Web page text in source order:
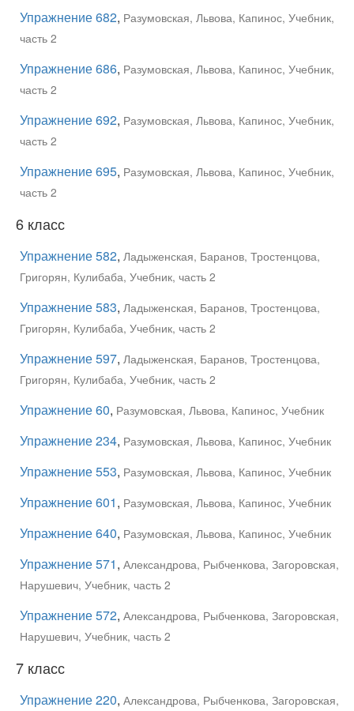
Упражнение 682, Разумовская, Львова, Капинос, Учебник,
часть 2
Упражнение 686, Разумовская, Львова, Капинос, Учебник,
часть 2
Упражнение 692, Разумовская, Львова, Капинос, Учебник,
часть 2
Упражнение 695, Разумовская, Львова, Капинос, Учебник,
часть 2
6 класс
Упражнение 582, Ладыженская, Баранов, Тростенцова,
Григорян, Кулибаба, Учебник, часть 2
Упражнение 583, Ладыженская, Баранов, Тростенцова,
Григорян, Кулибаба, Учебник, часть 2
Упражнение 597, Ладыженская, Баранов, Тростенцова,
Григорян, Кулибаба, Учебник, часть 2
Упражнение 60, Разумовская, Львова, Капинос, Учебник
Упражнение 234, Разумовская, Львова, Капинос, Учебник
Упражнение 553, Разумовская, Львова, Капинос, Учебник
Упражнение 601, Разумовская, Львова, Капинос, Учебник
Упражнение 640, Разумовская, Львова, Капинос, Учебник
Упражнение 571, Александрова, Рыбченкова, Загоровская,
Нарушевич, Учебник, часть 2
Упражнение 572, Александрова, Рыбченкова, Загоровская,
Нарушевич, Учебник, часть 2
7 класс
Упражнение 220, Александрова, Рыбченкова, Загоровская,